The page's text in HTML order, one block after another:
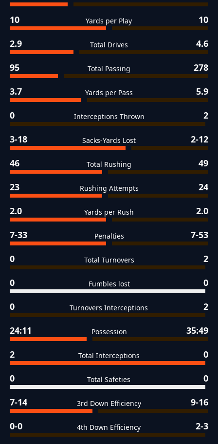
10 Yards per Play 10
2.9 Total Drives 4.6
95 Total Passing 278
3.7 Yards per Pass 5.9
0 Interceptions Thrown 2
3-18 Sacks-Yards Lost 2-12
46 Total Rushing 49
23 Rushing Attempts 24
2.0 Yards per Rush 2.0
7-33 Penalties 7-53
0 Total Turnovers 2
0 Fumbles lost 0
0 Turnovers Interceptions 2
24:11 Possession 35:49
2 Total Interceptions 0
0 Total Safeties 0
7-14 3rd Down Efficiency 9-16
0-0 4th Down Efficiency 2-3